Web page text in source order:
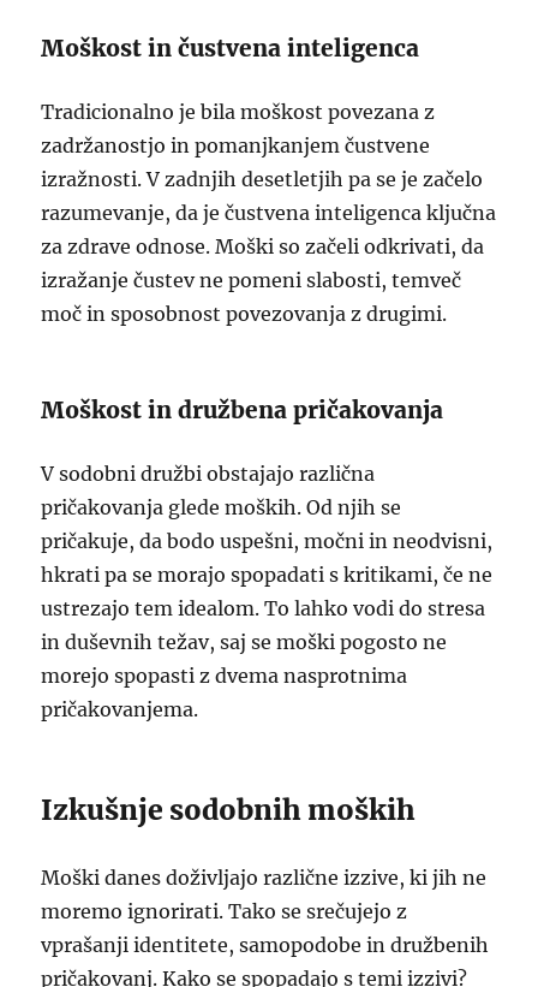
Moškost in čustvena inteligenca
Tradicionalno je bila moškost povezana z
zadržanostjo in pomanjkanjem čustvene
izražnosti. V zadnjih desetletjih pa se je začelo
razumevanje, da je čustvena inteligenca ključna
za zdrave odnose. Moški so začeli odkrivati, da
izražanje čustev ne pomeni slabosti, temveč
moč in sposobnost povezovanja z drugimi.
Moškost in družbena pričakovanja
V sodobni družbi obstajajo različna
pričakovanja glede moških. Od njih se
pričakuje, da bodo uspešni, močni in neodvisni,
hkrati pa se morajo spopadati s kritikami, če ne
ustrezajo tem idealom. To lahko vodi do stresa
in duševnih težav, saj se moški pogosto ne
morejo spopasti z dvema nasprotnima
pričakovanjema.
Izkušnje sodobnih moških
Moški danes doživljajo različne izzive, ki jih ne
moremo ignorirati. Tako se srečujejo z
vprašanji identitete, samopodobe in družbenih
pričakovanj. Kako se spopadajo s temi izzivi?